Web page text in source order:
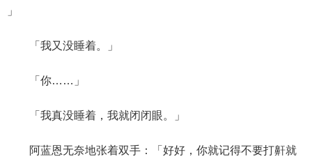
」
「我又没睡着。」
「你……」
「我真没睡着，我就闭闭眼。」
阿蓝恩无奈地张着双手：「好好，你就记得不要打鼾就